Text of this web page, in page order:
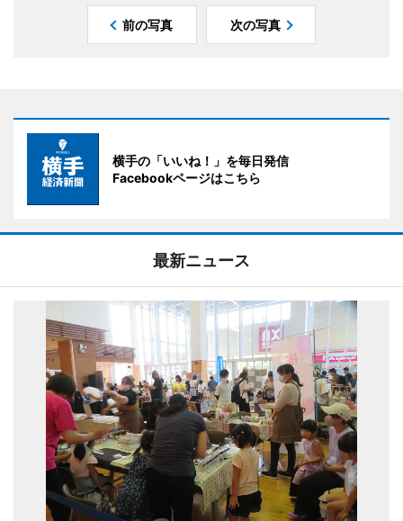
前の写真 次の写真
横手の「いいね！」を毎日発信
Facebookページはこちら
最新ニュース